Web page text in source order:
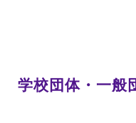
学校団体・一般